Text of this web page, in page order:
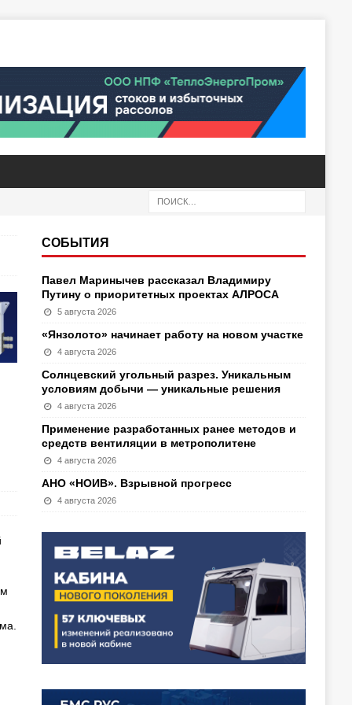
СОБЫТИЯ
Павел Маринычев рассказал Владимиру
Путину о приоритетных проектах АЛРОСА
5 августа 2026
«Янзолото» начинает работу на новом участке
4 августа 2026
Солнцевский угольный разрез. Уникальным
условиям добычи — уникальные решения
4 августа 2026
Применение разработанных ранее методов и
средств вентиляции в метрополитене
4 августа 2026
АНО «НОИВ». Взрывной прогресс
4 августа 2026